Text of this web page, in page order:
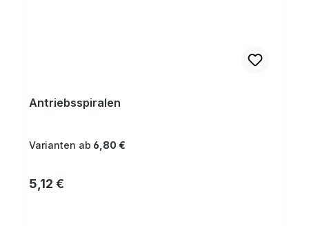
Antriebsspiralen
Varianten ab 6,80 €
Regulärer Preis:
5,12 €